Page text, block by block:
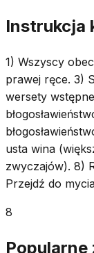
Instrukcja
1) Wszyscy
prawej ręce. 3)
wersety
usta wina
zwyczajów). 8)
Przejdź do
8